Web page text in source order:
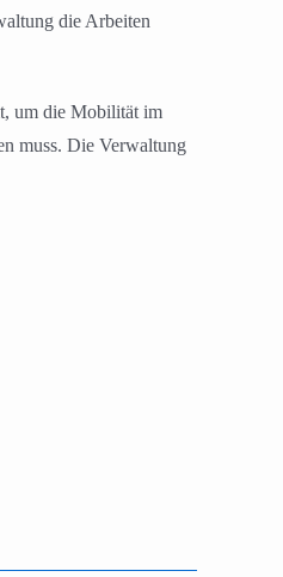
die Arbeiten
um die Mobilität im
muss. Die Verwaltung